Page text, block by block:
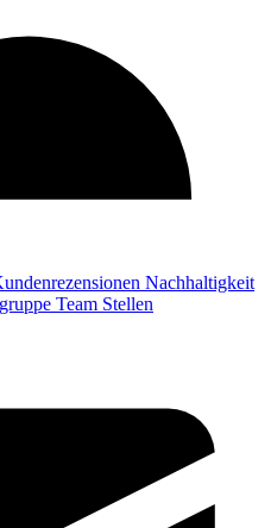
Nachhaltigkeit
Team Stellen